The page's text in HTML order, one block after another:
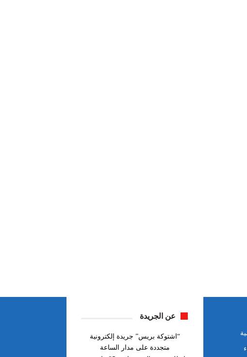
عن الجريدة
“اشتوكة بريس” جريدة إلكترونية
متجددة على مدار الساعة